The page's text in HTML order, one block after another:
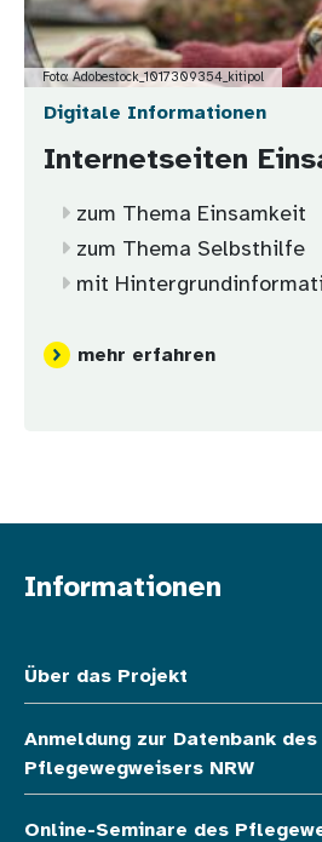
Foto: Adobestock_1017309354_kitipol
Digitale Informationen
Internetseiten
zum Thema Einsamkeit
zum Thema Selbsthilfe
mit
mehr erfahren
Informationen
Über das Projekt
Anmeldung zur Datenbank des
Pflegewegweisers NRW
Online-Seminare des